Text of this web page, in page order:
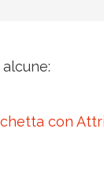
con